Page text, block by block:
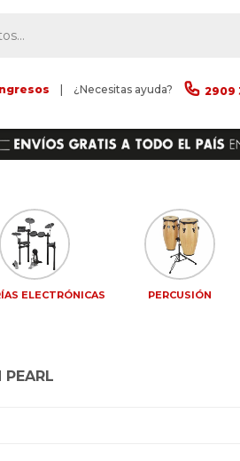
¿Necesitas ayuda? 2909
ELECTRÓNICAS PERCUSIÓN
PEARL